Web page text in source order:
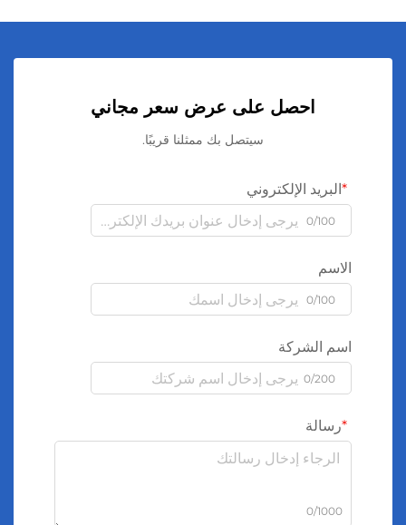
احصل على عرض سعر مجاني
سيتصل بك ممثلنا قريبًا.
البريد الإلكتروني
0/100
الاسم
0/100
اسم الشركة
0/200
رسالة
0/1000